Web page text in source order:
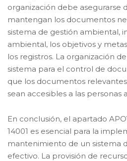
organización debe asegurarse
mantengan los documentos
sistema de gestión ambiental,
ambiental, los objetivos y
los registros. La organización
sistema para el control de
que los documentos
sean accesibles a las personas
En conclusión, el apartado
14001 es esencial para la
mantenimiento de un sistema
efectivo. La provisión de